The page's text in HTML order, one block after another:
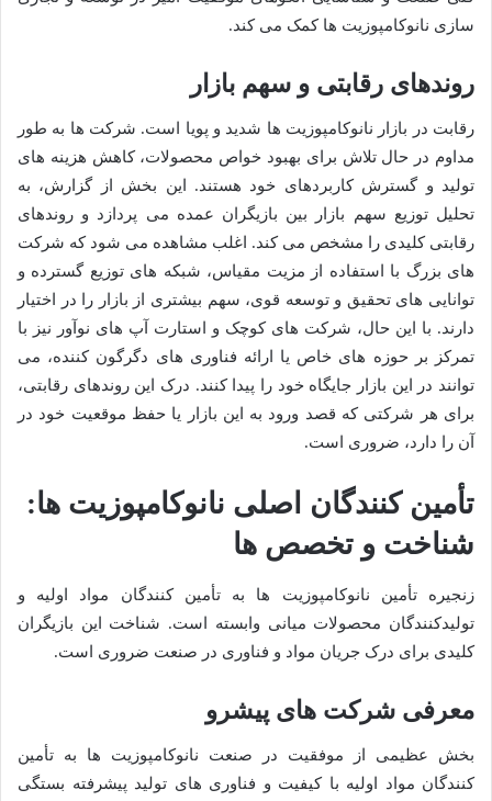
سازی نانوکامپوزیت ها کمک می کند.
روندهای رقابتی و سهم بازار
رقابت در بازار نانوکامپوزیت ها شدید و پویا است. شرکت ها به طور
مداوم در حال تلاش برای بهبود خواص محصولات، کاهش هزینه های
تولید و گسترش کاربردهای خود هستند. این بخش از گزارش، به
تحلیل توزیع سهم بازار بین بازیگران عمده می پردازد و روندهای
رقابتی کلیدی را مشخص می کند. اغلب مشاهده می شود که شرکت
های بزرگ با استفاده از مزیت مقیاس، شبکه های توزیع گسترده و
توانایی های تحقیق و توسعه قوی، سهم بیشتری از بازار را در اختیار
دارند. با این حال، شرکت های کوچک و استارت آپ های نوآور نیز با
تمرکز بر حوزه های خاص یا ارائه فناوری های دگرگون کننده، می
توانند در این بازار جایگاه خود را پیدا کنند. درک این روندهای رقابتی،
برای هر شرکتی که قصد ورود به این بازار یا حفظ موقعیت خود در
آن را دارد، ضروری است.
تأمین کنندگان اصلی نانوکامپوزیت ها:
شناخت و تخصص ها
زنجیره تأمین نانوکامپوزیت ها به تأمین کنندگان مواد اولیه و
تولیدکنندگان محصولات میانی وابسته است. شناخت این بازیگران
کلیدی برای درک جریان مواد و فناوری در صنعت ضروری است.
معرفی شرکت های پیشرو
بخش عظیمی از موفقیت در صنعت نانوکامپوزیت ها به تأمین
کنندگان مواد اولیه با کیفیت و فناوری های تولید پیشرفته بستگی